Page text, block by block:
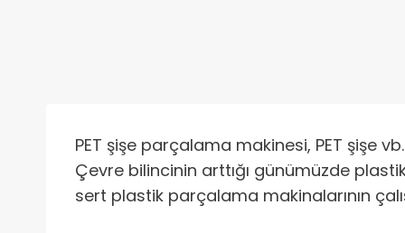
PET şişe parçalama makinesi, PET şişe
Çevre bilincinin arttığı günümüzde
sert plastik parçalama makinalarının